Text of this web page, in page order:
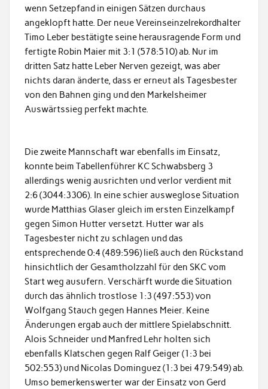
wenn Setzepfand in einigen Sätzen durchaus
angeklopft hatte. Der neue Vereinseinzelrekordhalter
Timo Leber bestätigte seine herausragende Form und
fertigte Robin Maier mit 3:1 (578:510) ab. Nur im
dritten Satz hatte Leber Nerven gezeigt, was aber
nichts daran änderte, dass er erneut als Tagesbester
von den Bahnen ging und den Markelsheimer
Auswärtssieg perfekt machte.
Die zweite Mannschaft war ebenfalls im Einsatz,
konnte beim Tabellenführer KC Schwabsberg 3
allerdings wenig ausrichten und verlor verdient mit
2:6 (3044:3306). In eine schier ausweglose Situation
wurde Matthias Glaser gleich im ersten Einzelkampf
gegen Simon Hutter versetzt. Hutter war als
Tagesbester nicht zu schlagen und das
entsprechende 0:4 (489:596) ließ auch den Rückstand
hinsichtlich der Gesamtholzzahl für den SKC vom
Start weg ausufern. Verschärft wurde die Situation
durch das ähnlich trostlose 1:3 (497:553) von
Wolfgang Stauch gegen Hannes Meier. Keine
Änderungen ergab auch der mittlere Spielabschnitt.
Alois Schneider und Manfred Lehr holten sich
ebenfalls Klatschen gegen Ralf Geiger (1:3 bei
502:553) und Nicolas Dominguez (1:3 bei 479:549) ab.
Umso bemerkenswerter war der Einsatz von Gerd